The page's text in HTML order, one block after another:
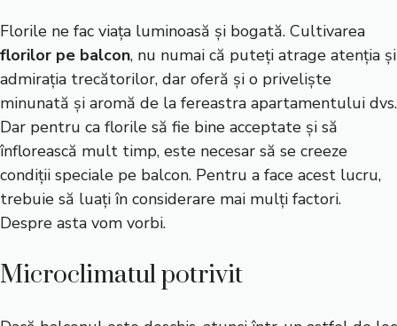
Florile ne fac viața luminoasă și bogată. Cultivarea
florilor pe balcon, nu numai că puteți atrage atenția și
admirația trecătorilor, dar oferă și o priveliște
minunată și aromă de la fereastra apartamentului dvs.
Dar pentru ca florile să fie bine acceptate și să
înflorească mult timp, este necesar să se creeze
condiții speciale pe balcon. Pentru a face acest lucru,
trebuie să luați în considerare mai mulți factori.
Despre asta vom vorbi.
Microclimatul potrivit